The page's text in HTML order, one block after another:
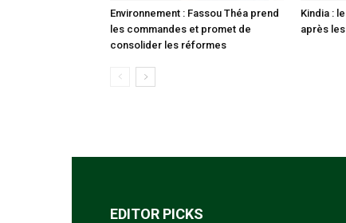
Environnement : Fassou Théa prend
les commandes et promet de
consolider les réformes
Kindia :
après
EDITOR PICKS